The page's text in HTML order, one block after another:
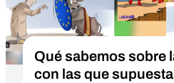
Qué sabemos sobre
con las que